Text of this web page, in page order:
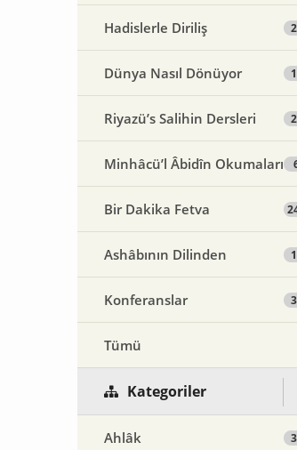
Hadislerle Diriliş
Dünya Nasıl Dönüyor
Riyazü’s Salihin Dersleri
Minhâcü’l Âbidîn Okumaları
Bir Dakika Fetva
Ashâbının Dilinden
Konferanslar
Tümü
Kategoriler
Ahlâk